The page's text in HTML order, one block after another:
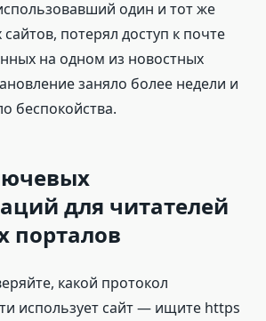
один и тот же
потерял доступ к почте
на одном из новостных
заняло более недели и
беспокойства.
для читателей
порталов
какой протокол
использует сайт — ищите https